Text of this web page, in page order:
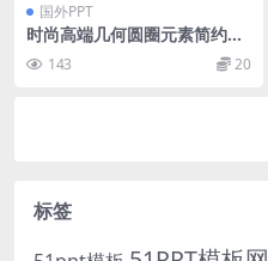
国外PPT
时尚高端几何圆圈元素简约po
werpoint幻灯片演示模板（p
ptx）
143 20
标签